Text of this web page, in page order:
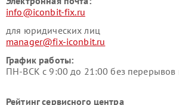
info@iconbit-fix.ru
для юридических лиц
manager@fix-iconbit.ru
График работы:
ПН-ВСК с 9:00 до 21:00 без
Рейтинг сервисного центра